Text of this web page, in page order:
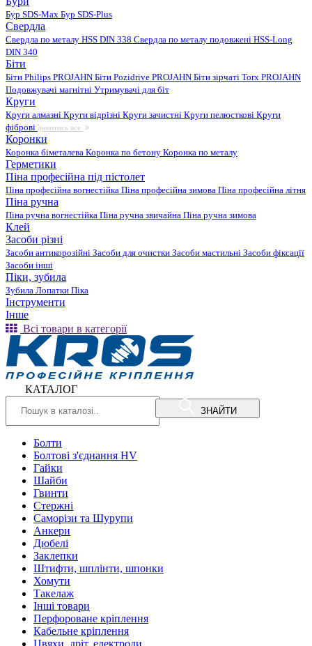
Бур SDS-Max Бур SDS-Plus
Свердла
Свердла по металу HSS DIN 338 Свердла по металу подовжені HSS-Long
DIN 340
Біти
Біти Philips PROJAHN Біти Pozidrive PROJAHN Біти зірчаті Torx PROJAHN
Подовжувачі магнітні Утримувачі для біт
Круги
Круги алмазні Круги відрізні Круги зачистні Круги пелюсткові Круги
фіброві дивитись все
Коронки
Коронка біметалева Коронка по бетону Коронка по металу
Герметики
Піна професійна під пістолет
Піна професійна вогнестійка Піна професійна зимова Піна професійна літня
Піна ручна
Піна ручна вогнестійка Піна ручна звичайна Піна ручна зимова
Клей
Засоби різні
Засоби антикорозійні Засоби для очистки Засоби мастильні Засоби фіксації
Засоби інші
Піки, зубила
Зубила Лопатки Піка
Інструменти
Інше
Всі товари в категорії
КАТАЛОГ
ЗНАЙТИ
Болти
Болтові з'єднання HV
Гайки
Шайби
Гвинти
Стержні
Саморізи та Шурупи
Анкери
Дюбелі
Заклепки
Штифти, шплінти, шпонки
Хомути
Такелаж
Інші товари
Перфороване кріплення
Кабельне кріплення
Цвяхи, дріт, електроди